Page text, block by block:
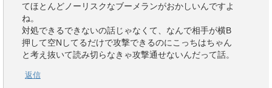
てほとんどノーリスクなブーメランがおかしいんですよ
ね。
対処できるできないの話じゃなくて、なんで相手が横B
押して空Nしてるだけで攻撃できるのにこっちはちゃん
と考え抜いて読み切らなきゃ攻撃通せないんだって話。
返信